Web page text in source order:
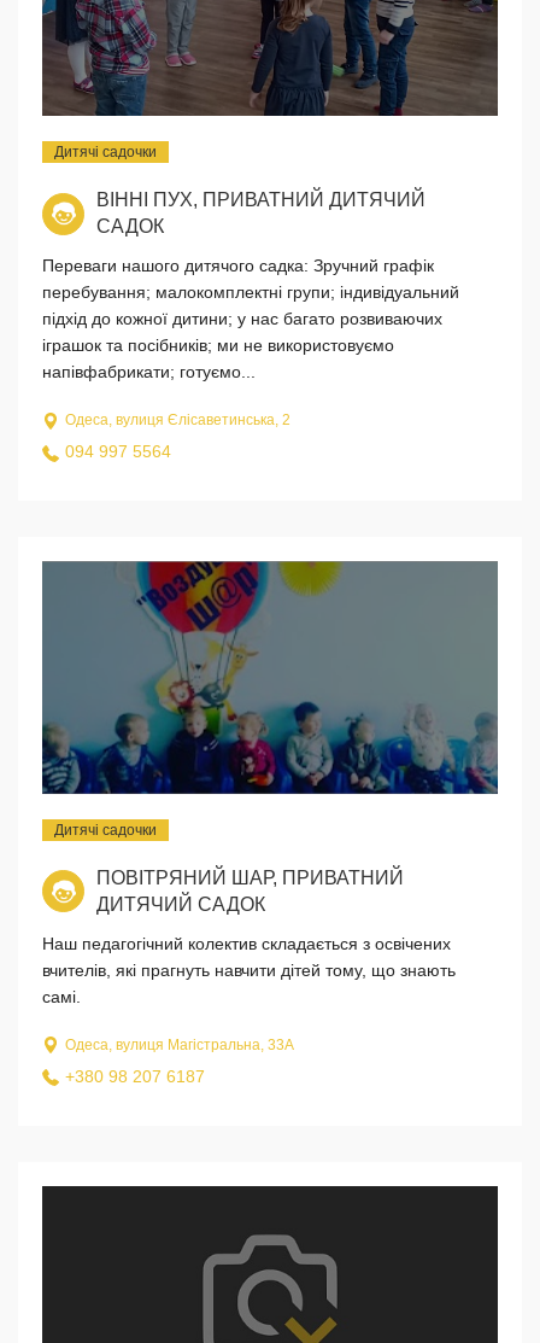
Дитячі садочки
ВІННІ ПУХ, ПРИВАТНИЙ ДИТЯЧИЙ
САДОК
Переваги нашого дитячого садка: Зручний графік
перебування; малокомплектні групи; індивідуальний
підхід до кожної дитини; у нас багато розвиваючих
іграшок та посібників; ми не використовуємо
напівфабрикати; готуємо...
Одеса, вулиця Єлісаветинська, 2
094 997 5564
Дитячі садочки
ПОВІТРЯНИЙ ШАР, ПРИВАТНИЙ
ДИТЯЧИЙ САДОК
Наш педагогічний колектив складається з освічених
вчителів, які прагнуть навчити дітей тому, що знають
самі.
Одеса, вулиця Магістральна, 33A
+380 98 207 6187